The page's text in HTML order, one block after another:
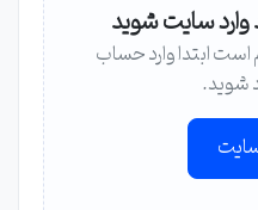
وارد سایت شوید
ابتدا وارد حساب
شوید.